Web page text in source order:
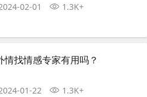
02-01 1.3K+
情找情感专家有用吗？
01-22 1.3K+